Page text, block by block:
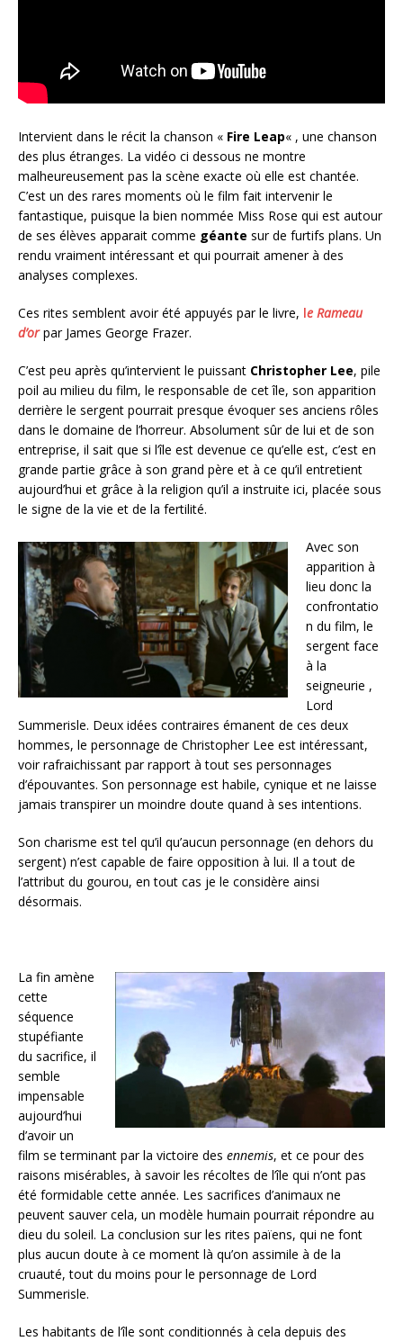
Intervient dans le récit la chanson « Fire Leap« , une chanson
des plus étranges. La vidéo ci dessous ne montre
malheureusement pas la scène exacte où elle est chantée.
C’est un des rares moments où le film fait intervenir le
fantastique, puisque la bien nommée Miss Rose qui est autour
de ses élèves apparait comme géante sur de furtifs plans. Un
rendu vraiment intéressant et qui pourrait amener à des
analyses complexes.
Ces rites semblent avoir été appuyés par le livre, le Rameau
d’or par James George Frazer.
C’est peu après qu’intervient le puissant Christopher Lee, pile
poil au milieu du film, le responsable de cet île, son apparition
derrière le sergent pourrait presque évoquer ses anciens rôles
dans le domaine de l’horreur. Absolument sûr de lui et de son
entreprise, il sait que si l’île est devenue ce qu’elle est, c’est en
grande partie grâce à son grand père et à ce qu’il entretient
aujourd’hui et grâce à la religion qu’il a instruite ici, placée sous
le signe de la vie et de la fertilité.
Avec son
apparition à
lieu donc la
confrontatio
n du film, le
sergent face
à la
seigneurie ,
Lord
Summerisle. Deux idées contraires émanent de ces deux
hommes, le personnage de Christopher Lee est intéressant,
voir rafraichissant par rapport à tout ses personnages
d’épouvantes. Son personnage est habile, cynique et ne laisse
jamais transpirer un moindre doute quand à ses intentions.
Son charisme est tel qu’il qu’aucun personnage (en dehors du
sergent) n’est capable de faire opposition à lui. Il a tout de
l’attribut du gourou, en tout cas je le considère ainsi
désormais.
La fin amène
cette
séquence
stupéfiante
du sacrifice, il
semble
impensable
aujourd’hui
d’avoir un
film se terminant par la victoire des ennemis, et ce pour des
raisons misérables, à savoir les récoltes de l’île qui n’ont pas
été formidable cette année. Les sacrifices d’animaux ne
peuvent sauver cela, un modèle humain pourrait répondre au
dieu du soleil. La conclusion sur les rites païens, qui ne font
plus aucun doute à ce moment là qu’on assimile à de la
cruauté, tout du moins pour le personnage de Lord
Summerisle.
Les habitants de l’île sont conditionnés à cela depuis des